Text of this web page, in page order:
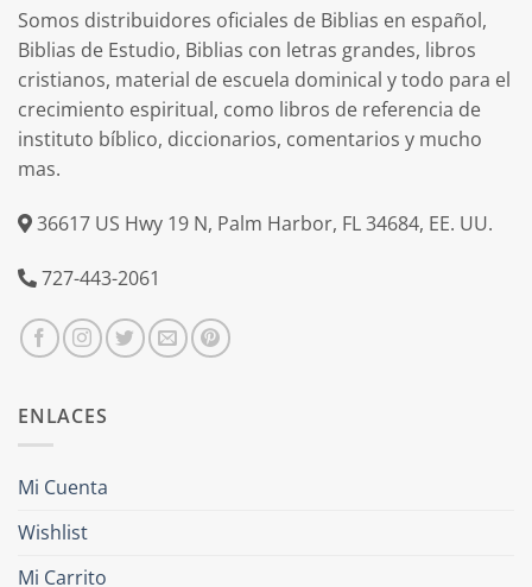
Somos distribuidores oficiales de Biblias en español,
Biblias de Estudio, Biblias con letras grandes, libros
cristianos, material de escuela dominical y todo para el
crecimiento espiritual, como libros de referencia de
instituto bíblico, diccionarios, comentarios y mucho
mas.
36617 US Hwy 19 N, Palm Harbor, FL 34684, EE. UU.
727-443-2061
ENLACES
Mi Cuenta
Wishlist
Mi Carrito